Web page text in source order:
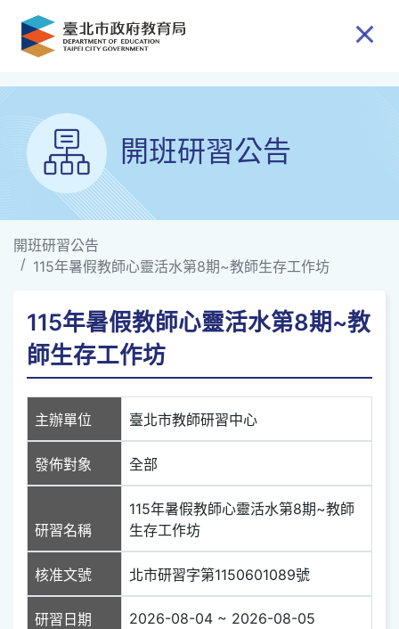
跳到主要內容
開班研習公告
開班研習公告
115年暑假教師心靈活水第8期~教師生存工作坊
115年暑假教師心靈活水第8期~教
師生存工作坊
主辦單位 臺北市教師研習中心
發佈對象 全部
研習名稱
115年暑假教師心靈活水第8期~教師
生存工作坊
核准文號 北市研習字第1150601089號
研習日期 2026-08-04 ~ 2026-08-05